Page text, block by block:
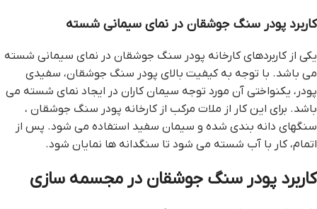
کاربرد پودر سنگ جوشقان در نمای سیمانی شسته
یکی از کاربردهای کارخانه پودر سنگ جوشقان در نمای سیمانی شسته
می باشد. با توجه به کیفیت بالای پودر سنگ جوشقان، سفیدی
پودر، یکنواختی آن مورد توجه سیمان کاران در ایجاد نمای شسته می
باشد. برای این کار از ملات مرکب از کارخانه پودر سنگ جوشقان ،
سنگهای دانه بندی شده و سیمان سفید استفاده می شود. پس از
اتمام، کار با آب شسته می شود تا سنگدانه ها نمایان شود.
کاربرد پودر سنگ جوشقان در مجسمه سازی